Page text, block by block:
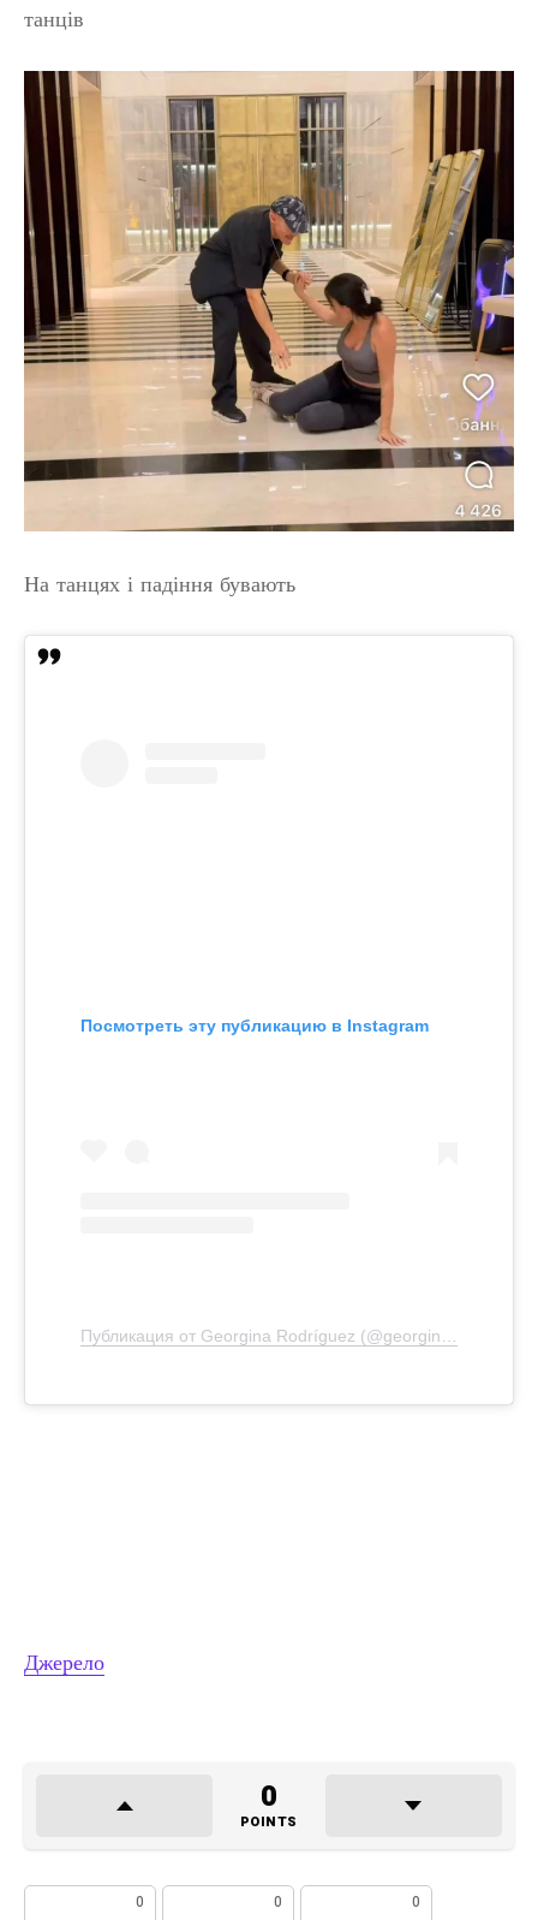
танців
На танцях і падіння бувають
Посмотреть эту публикацию в Instagram
Публикация от Georgina Rodríguez (@georginagio)
Джерело
0
POINTS
0 0 0